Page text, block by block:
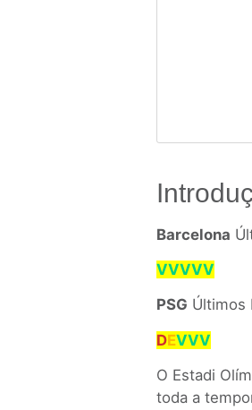
Barcelona
VVVVV
PSG Últimos
DEVVV
O Estadi
toda a